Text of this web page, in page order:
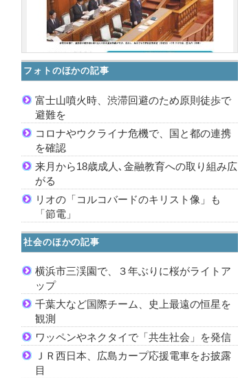
フォトのほかの記事
富士山噴火時、渋滞回避のため原則徒歩で
避難を
コロナやウクライナ危機で、国と都の連携
を確認
来月から18歳成人､金融教育への取り組み広
がる
リオの「コルコバードのキリスト像」も
「節電」
社会のほかの記事
横浜市三渓園で、３年ぶりに桜がライトア
ップ
千葉大など国際チーム、史上最遠の恒星を
観測
ワッペンやネクタイで「共生社会」を発信
ＪＲ西日本、広島カープ応援電車をお披露
目